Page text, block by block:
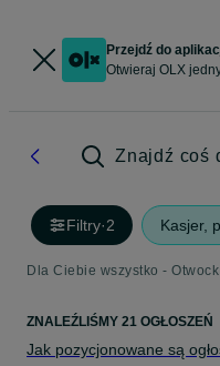
Przejdź do
Otwieraj OLX
Znajdź coś
Filtry·2 Kasjer,
ZNALEŹLIŚMY 21 OGŁOSZEŃ
Jak pozycjonowane są